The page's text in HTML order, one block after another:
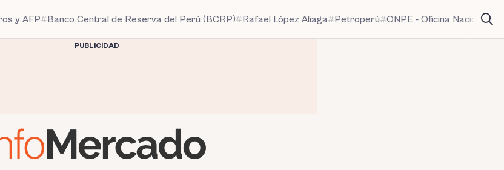
y AFP Banco Central de Reserva del Perú (BCRP) Rafael López Aliaga Petroperú ONPE - Oficina Nacional
PUBLICIDAD